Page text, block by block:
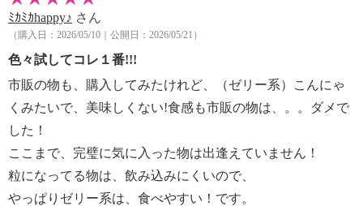
ﾐｶﾐｶhappy♪ さん
（購入日：2026/05/10｜公開日：2026/05/21）
色々試してコレ１番!!!
市販の物も、購入してみたけれど、（ゼリー系）こんにゃ
くみたいで、美味しくない!食感も市販の物は、。。ダメで
した！
ここまで、完璧に気に入った物は出逢えていません！
粒になってる物は、飲み込みにくいので、
やっぱりゼリー系は、食べやすい！です。